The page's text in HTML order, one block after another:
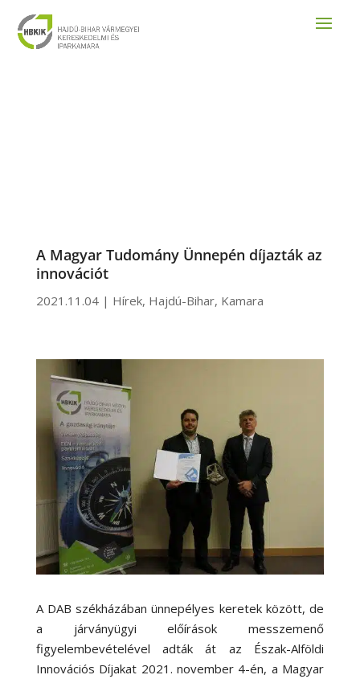
A Magyar Tudomány Ünnepén díjazták az
innovációt
2021.11.04| Hírek, Hajdú-Bihar, Kamara
A DAB székházában ünnepélyes keretek között, de
a járványügyi előírások messzemenő
figyelembevételével adták át az Észak-Alföldi
Innovációs Díjakat 2021. november 4-én, a Magyar